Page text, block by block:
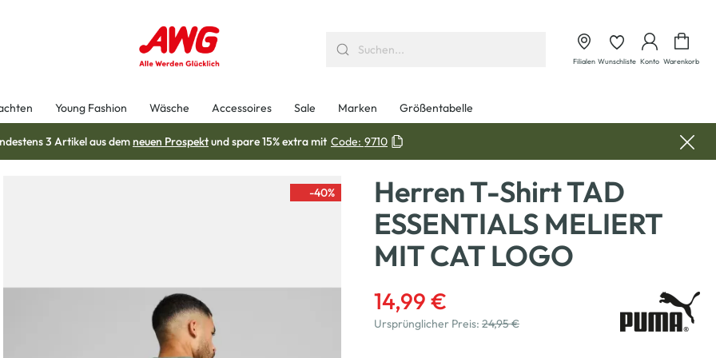
Filialen Wunschliste Konto Warenkorb
Young Fashion Wäsche Accessoires Sale Marken Größentabelle
3 Artikel aus demneuen Prospektund spare 15% extra mit Code: 9710
-40%
Herren T-Shirt TAD
ESSENTIALS MELIERT
MIT CAT LOGO
14,99 €
Ursprünglicher Preis: 24,95 €